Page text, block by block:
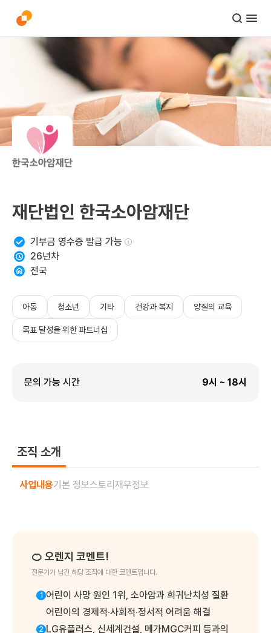
재단법인 한국소아암재단
기부금 영수증 발급 가능 i
26년차
전국
아동 청소년 기타 건강과 복지 양질의 교육
목표 달성을 위한 파트너십
문의 가능 시간 9시 ~ 18시
조직 소개
사업내용기본 정보스토리 재무정보
🍊 오렌지 코멘트!
전문가가 남긴 해당 조직에 대한 코멘트입니다.
1 어린이 사망 원인 1위, 소아암과 희귀난치성 질환
어린이의 경제적∙사회적∙정서적 어려움 해결
2 LG유플러스, 신세계건설, 메가MGC커피 등과의